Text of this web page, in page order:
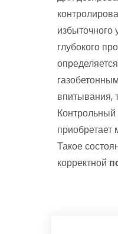
избыточного
глубокого
впитывания,
приобретает
Такое
корректной